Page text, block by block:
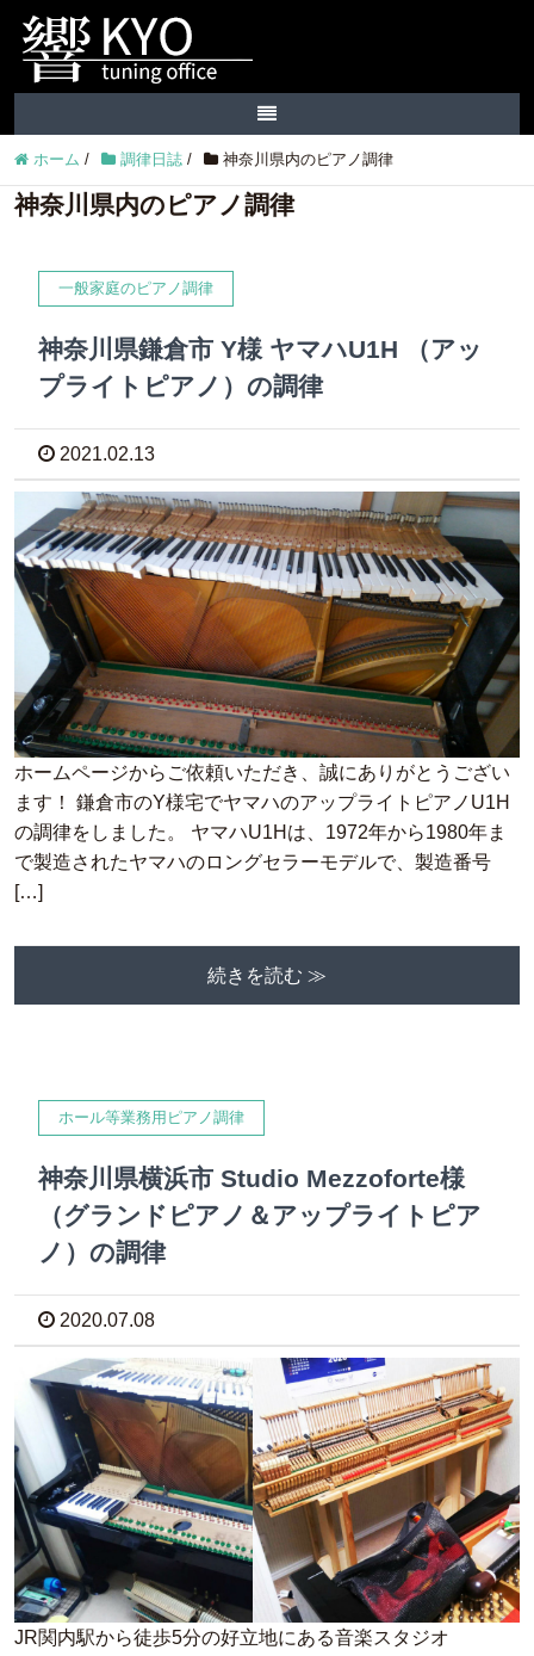
ホーム / 調律日誌 / 神奈川県内のピアノ調律
神奈川県内のピアノ調律
一般家庭のピアノ調律
神奈川県鎌倉市 Y様 ヤマハU1H （アッ
プライトピアノ）の調律
2021.02.13
ホームページからご依頼いただき、誠にありがとうござい
ます！ 鎌倉市のY様宅でヤマハのアップライトピアノU1H
の調律をしました。 ヤマハU1Hは、1972年から1980年ま
で製造されたヤマハのロングセラーモデルで、製造番号
[…]
続きを読む ≫
ホール等業務用ピアノ調律
神奈川県横浜市 Studio Mezzoforte様
（グランドピアノ＆アップライトピア
ノ）の調律
2020.07.08
JR関内駅から徒歩5分の好立地にある音楽スタジオ